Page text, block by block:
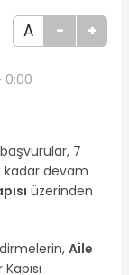
A - +
0:00
7
kadar devam
üzerinden
Aile